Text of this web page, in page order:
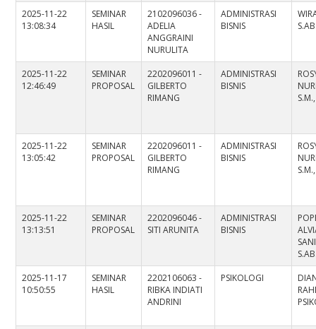
2025-11-22
13:08:34
SEMINAR
HASIL
2102096036 -
ADELIA
ANGGRAINI
NURULITA
ADMINISTRASI
BISNIS
2025-11-22
12:46:49
SEMINAR
PROPOSAL
2202096011 -
GILBERTO
RIMANG
ADMINISTRASI
BISNIS
2025-11-22
13:05:42
SEMINAR
PROPOSAL
2202096011 -
GILBERTO
RIMANG
ADMINISTRASI
BISNIS
2025-11-22
13:13:51
SEMINAR
PROPOSAL
2202096046 -
SITI ARUNITA
ADMINISTRASI
BISNIS
2025-11-17
10:50:55
SEMINAR
HASIL
2202106063 -
RIBKA INDIATI
ANDRINI
PSIKOLOGI